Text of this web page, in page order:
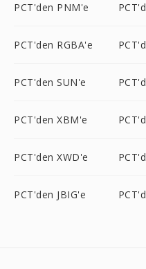
PCT'den PNM'e
PCT'den RGBA'e
PCT'den SUN'e
PCT'den XBM'e
PCT'den XWD'e
PCT'den JBIG'e